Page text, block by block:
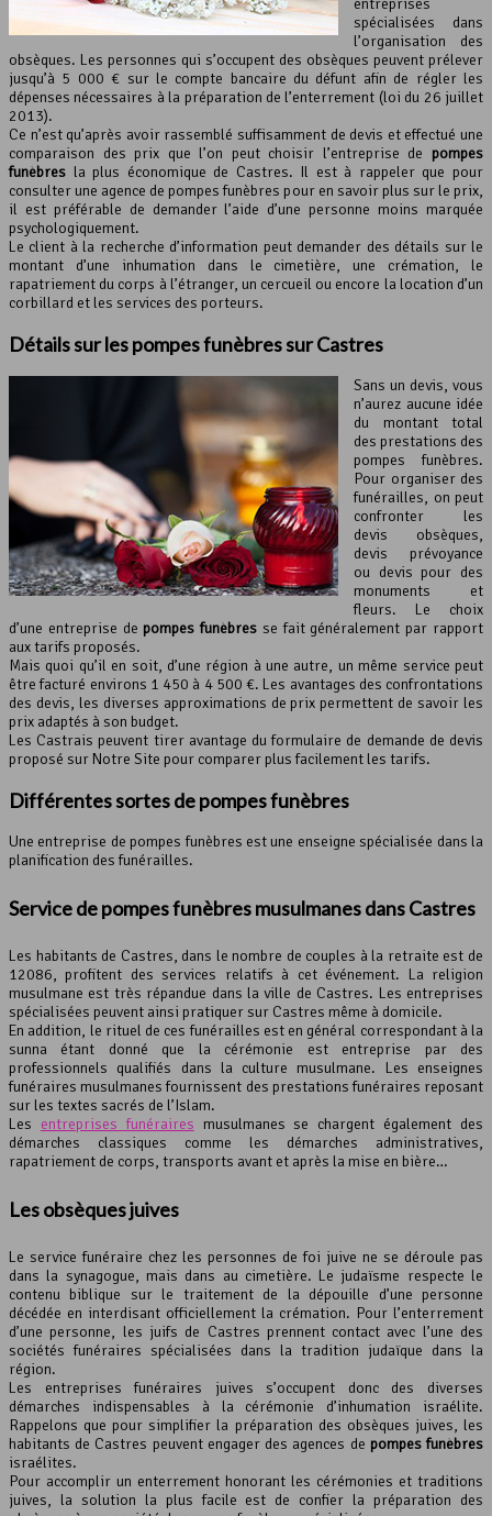
entreprises
spécialisées dans
l’organisation des
obsèques. Les personnes qui s’occupent des obsèques peuvent prélever
jusqu’à 5 000 € sur le compte bancaire du défunt afin de régler les
dépenses nécessaires à la préparation de l’enterrement (loi du 26 juillet
2013).
Ce n’est qu’après avoir rassemblé suffisamment de devis et effectué une
comparaison des prix que l’on peut choisir l’entreprise de pompes
funèbres la plus économique de Castres. Il est à rappeler que pour
consulter une agence de pompes funèbres pour en savoir plus sur le prix,
il est préférable de demander l’aide d’une personne moins marquée
psychologiquement.
Le client à la recherche d’information peut demander des détails sur le
montant d’une inhumation dans le cimetière, une crémation, le
rapatriement du corps à l’étranger, un cercueil ou encore la location d’un
corbillard et les services des porteurs.
Détails sur les pompes funèbres sur Castres
Sans un devis, vous
n’aurez aucune idée
du montant total
des prestations des
pompes funèbres.
Pour organiser des
funérailles, on peut
confronter les
devis obsèques,
devis prévoyance
ou devis pour des
monuments et
fleurs. Le choix
d’une entreprise de pompes funèbres se fait généralement par rapport
aux tarifs proposés.
Mais quoi qu’il en soit, d’une région à une autre, un même service peut
être facturé environs 1 450 à 4 500 €. Les avantages des confrontations
des devis, les diverses approximations de prix permettent de savoir les
prix adaptés à son budget.
Les Castrais peuvent tirer avantage du formulaire de demande de devis
proposé sur Notre Site pour comparer plus facilement les tarifs.
Différentes sortes de pompes funèbres
Une entreprise de pompes funèbres est une enseigne spécialisée dans la
planification des funérailles.
Service de pompes funèbres musulmanes dans Castres
Les habitants de Castres, dans le nombre de couples à la retraite est de
12086, profitent des services relatifs à cet événement. La religion
musulmane est très répandue dans la ville de Castres. Les entreprises
spécialisées peuvent ainsi pratiquer sur Castres même à domicile.
En addition, le rituel de ces funérailles est en général correspondant à la
sunna étant donné que la cérémonie est entreprise par des
professionnels qualifiés dans la culture musulmane. Les enseignes
funéraires musulmanes fournissent des prestations funéraires reposant
sur les textes sacrés de l’Islam.
Les entreprises funéraires musulmanes se chargent également des
démarches classiques comme les démarches administratives,
rapatriement de corps, transports avant et après la mise en bière…
Les obsèques juives
Le service funéraire chez les personnes de foi juive ne se déroule pas
dans la synagogue, mais dans au cimetière. Le judaïsme respecte le
contenu biblique sur le traitement de la dépouille d’une personne
décédée en interdisant officiellement la crémation. Pour l’enterrement
d’une personne, les juifs de Castres prennent contact avec l’une des
sociétés funéraires spécialisées dans la tradition judaïque dans la
région.
Les entreprises funéraires juives s’occupent donc des diverses
démarches indispensables à la cérémonie d’inhumation israélite.
Rappelons que pour simplifier la préparation des obsèques juives, les
habitants de Castres peuvent engager des agences de pompes funèbres
israélites.
Pour accomplir un enterrement honorant les cérémonies et traditions
juives, la solution la plus facile est de confier la préparation des